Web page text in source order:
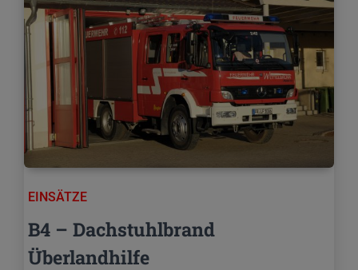
EINSÄTZE
B4 – Dachstuhlbrand
Überlandhilfe